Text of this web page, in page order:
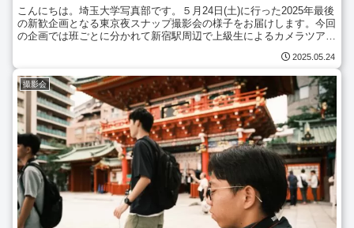
こんにちは。埼玉大学写真部です。５月24日(土)に行った2025年最後
の新歓企画となる東京夜スナップ撮影会の様子をお届けします。今回
の企画では班ごとに分かれて新宿駅周辺で上級生によるカメラツアー
2025.05.24
撮影会